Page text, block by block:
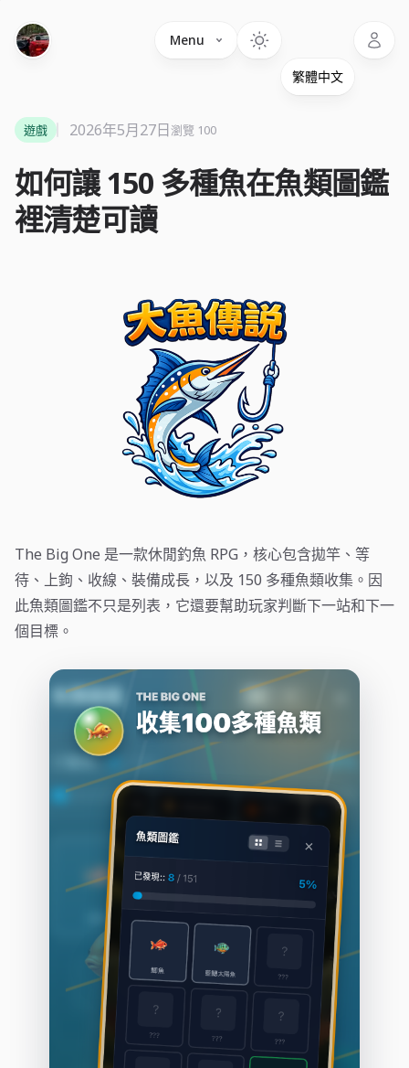
Menu
如何讓 150 多種魚在魚類圖鑑
裡清楚可讀
遊戲 2026年5月27日瀏覽 100
The Big One 是一款休閒釣魚 RPG，核心包含拋竿、等
待、上鉤、收線、裝備成長，以及 150 多種魚類收集。因
此魚類圖鑑不只是列表，它還要幫助玩家判斷下一站和下一
個目標。